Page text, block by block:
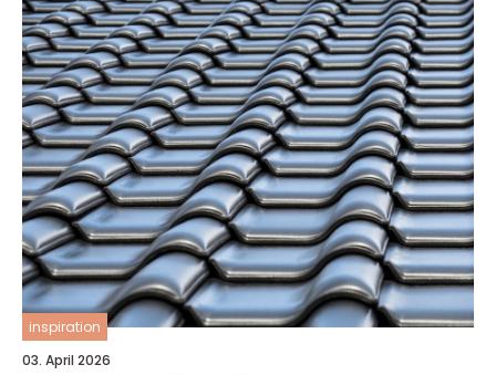
inspiration
03. April 2026